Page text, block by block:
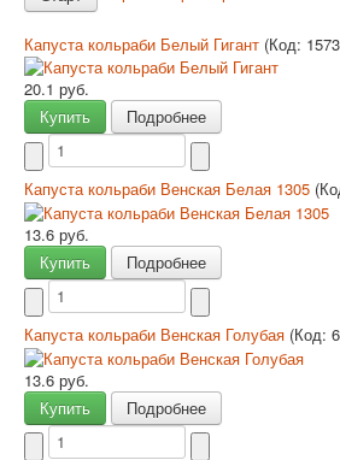
Капуста кольраби Белый Гигант (Код:
20.1 руб.
Купить
Подробнее
Капуста кольраби Венская Белая 1305
13.6 руб.
Купить
Подробнее
Капуста кольраби Венская Голубая (Код:
13.6 руб.
Купить
Подробнее